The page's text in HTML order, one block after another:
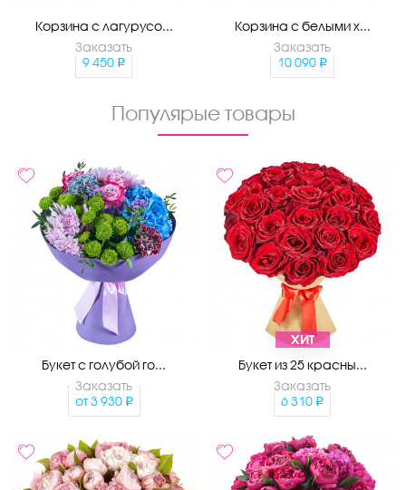
Корзина с лагурусо...
Заказать
9 450
Корзина с белыми х...
Заказать
10 090
Популярые товары
Букет с голубой го...
Заказать
от 3 930
ХИТ
Букет из 25 красны...
Заказать
6 310